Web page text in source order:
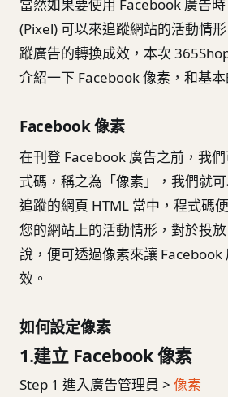
當然如果要使用 Facebook 廣告
(Pixel) 可以來追蹤網站的活動情
蹤廣告的轉換成效，本次
介紹一下 Facebook 像素，和基本
Facebook 像素
在刊登 Facebook 廣告之前，我
式碼，稱之為「像素」，我們就
追蹤的網頁 HTML 當中，程式碼
您的網站上的活動情形，對於投
說，便可透過像素來讓 Facebook
效。
如何設定像素
1.建立 Facebook 像素
Step 1 進入廣告管理員 > 像素